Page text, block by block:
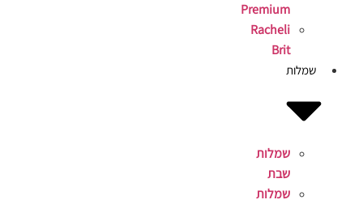
Premium
Racheli
Brit
שמלות
שמלות
שבת
שמלות